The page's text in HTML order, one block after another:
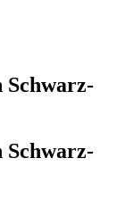
Schwarz-
Schwarz-